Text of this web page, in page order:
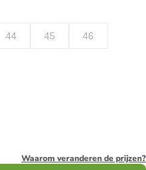
44 45 46
Waarom veranderen de prijzen?